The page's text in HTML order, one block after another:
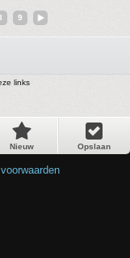
9
links
Nieuw Opslaan
voorwaarden